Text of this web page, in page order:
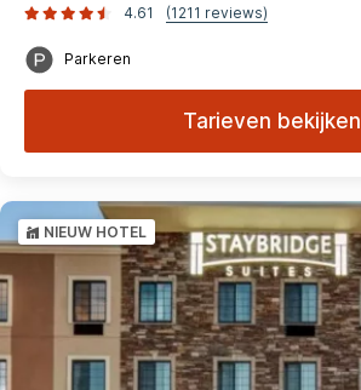
4.61
(1211 reviews)
Parkeren
Tarieven bekijken
NIEUW HOTEL